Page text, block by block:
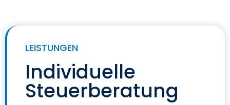
LEISTUNGEN
Individuelle
Steuerberatung